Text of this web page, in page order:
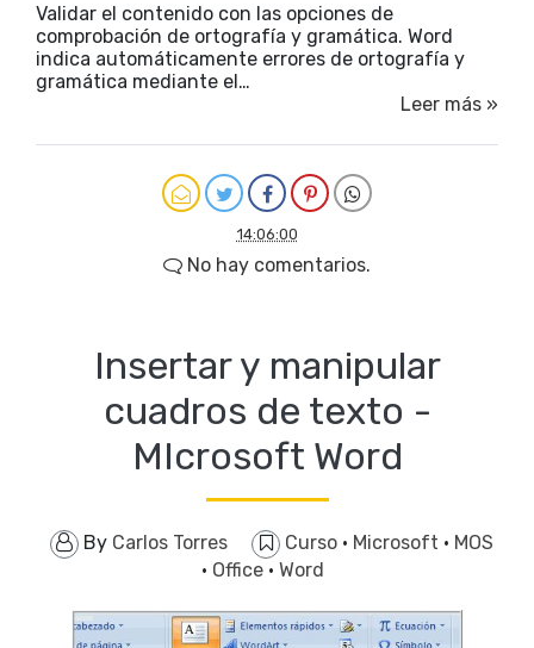
Validar el contenido con las opciones de
comprobación de ortografía y gramática. Word
indica automáticamente errores de ortografía y
gramática mediante el…
Leer más »
14:06:00
No hay comentarios.
Insertar y manipular
cuadros de texto -
MIcrosoft Word
By Carlos Torres Curso · Microsoft · MOS
· Office · Word